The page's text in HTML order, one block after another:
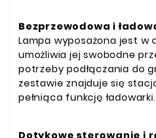
Bezprzewodowa i
Lampa wyposażona jest w
umożliwia jej swobodne
potrzeby podłączania do
zestawie znajduje się
pełniąca funkcję ładowarki.